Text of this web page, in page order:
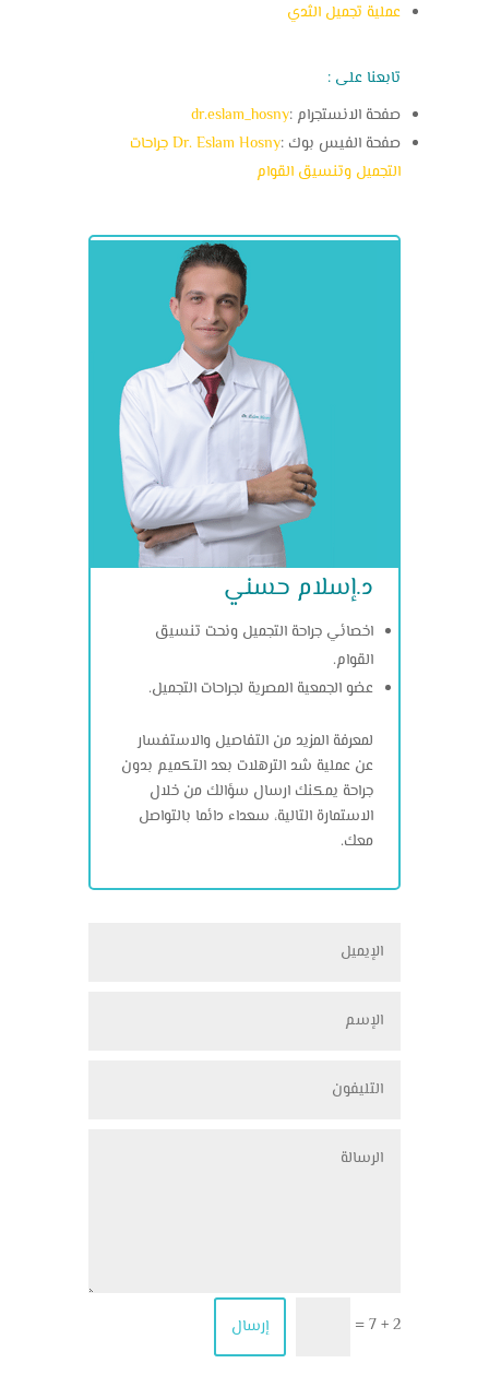
عملية تجميل الثدي
تابعنا على :
صفحة الانستجرام :dr.eslam_hosny
صفحة الفيس بوك :
Dr. Eslam Hosny جراحات
التجميل وتنسيق القوام
د.إسلام حسني
اخصائي جراحة التجميل ونحت تنسيق
القوام.
عضو الجمعية المصرية لجراحات التجميل.
لمعرفة المزيد من التفاصيل والاستفسار
عن عملية شد الترهلات بعد التكميم بدون
جراحة يمكنك ارسال سؤالك من خلال
الاستمارة التالية، سعداء دائما بالتواصل
معك.
2 + 7
= إرسال